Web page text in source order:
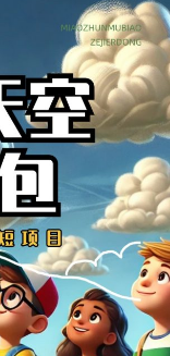
搜
索
和
视
图
导